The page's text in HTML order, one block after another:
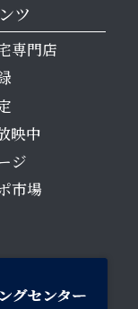
ツ
専門店
映中
ジ
市場